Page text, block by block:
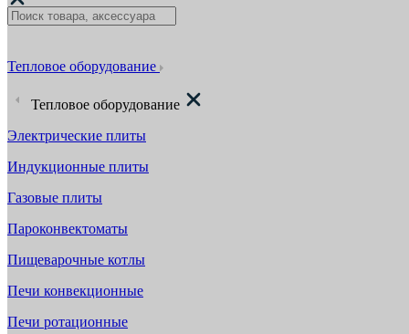
Тепловое оборудование
Тепловое оборудование
Электрические плиты
Индукционные плиты
Газовые плиты
Пароконвектоматы
Пищеварочные котлы
Печи конвекционные
Печи ротационные